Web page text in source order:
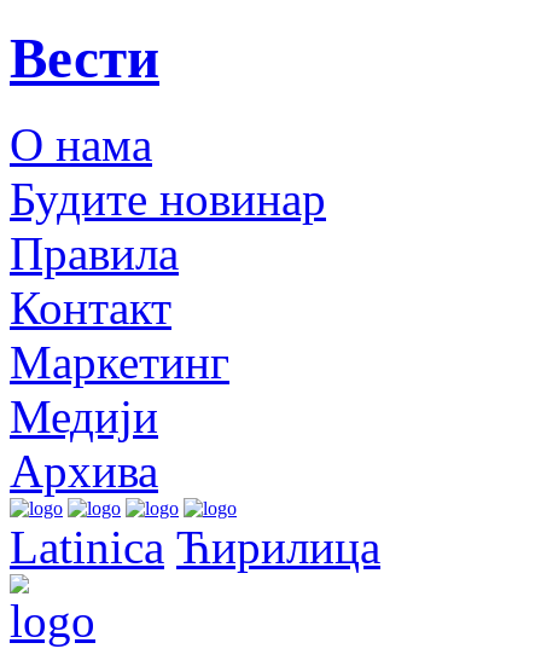
Вести
О нама
Будите новинар
Правила
Контакт
Маркетинг
Медији
Архива
Latinica Ћирилица